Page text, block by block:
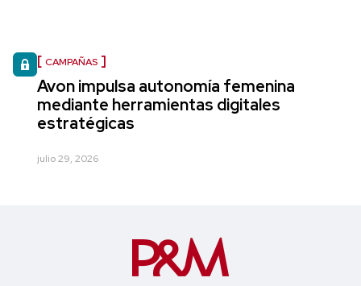
CAMPAÑAS
Avon impulsa autonomía femenina
mediante herramientas digitales
estratégicas
julio 29, 2026